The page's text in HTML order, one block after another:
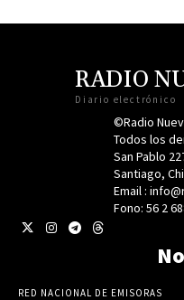
RADIO
Diario electrónico
©Radio
Todos los
San Pablo
Santiago,
Email :
Fono: 56 2
RED NACIONAL DE EMISORAS